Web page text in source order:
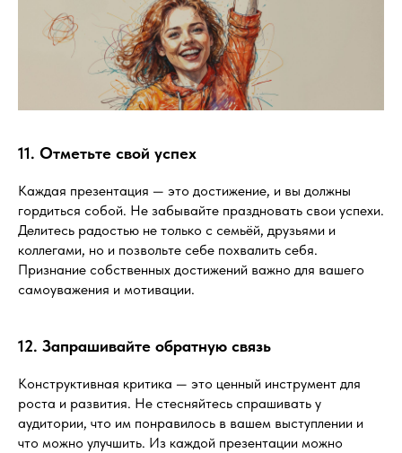
11. Отметьте свой успех
Каждая презентация — это достижение, и вы должны
гордиться собой. Не забывайте праздновать свои успехи.
Делитесь радостью не только с семьёй, друзьями и
коллегами, но и позвольте себе похвалить себя.
Признание собственных достижений важно для вашего
самоуважения и мотивации.
12. Запрашивайте обратную связь
Конструктивная критика — это ценный инструмент для
роста и развития. Не стесняйтесь спрашивать у
аудитории, что им понравилось в вашем выступлении и
что можно улучшить. Из каждой презентации можно